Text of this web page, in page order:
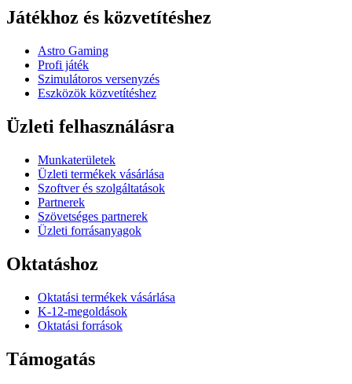
Játékhoz és közvetítéshez
Astro Gaming
Profi játék
Szimulátoros versenyzés
Eszközök közvetítéshez
Üzleti felhasználásra
Munkaterületek
Üzleti termékek vásárlása
Szoftver és szolgáltatások
Partnerek
Szövetséges partnerek
Üzleti forrásanyagok
Oktatáshoz
Oktatási termékek vásárlása
K-12-megoldások
Oktatási források
Támogatás